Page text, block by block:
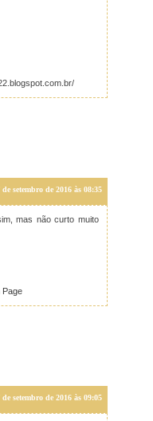
de setembro de 2016 às 08:35
mas não curto muito
Page
de setembro de 2016 às 09:05